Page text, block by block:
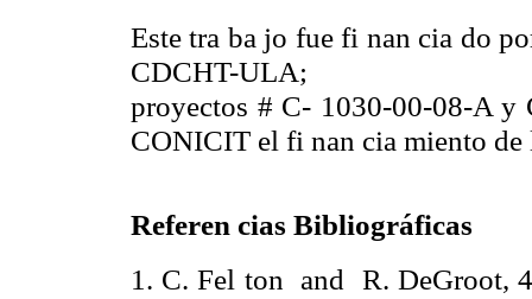
Este tra ba jo fue fi nan cia do
CDCHT-ULA;
proyectos # C- 1030-00-08-A y
CONICIT el fi nan cia miento de
Referen cias Bibliográficas
1. C. Fel ton
and R. DeGroot,